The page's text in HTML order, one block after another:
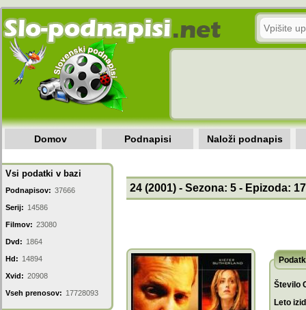
Domov Podnapisi Naloži podnapis
Vsi podatki v bazi
Podnapisov: 37666
Serij: 14586
Filmov: 23080
Dvd: 1864
Hd: 14894
Xvid: 20908
Vseh prenosov: 17728093
24 (2001) - Sezona: 5 - Epizoda: 17
Število
Leto